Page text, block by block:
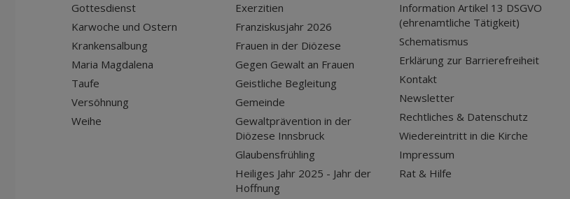
Gottesdienst
Karwoche und Ostern
Krankensalbung
Maria Magdalena
Taufe
Versöhnung
Weihe
Exerzitien
Franziskusjahr 2026
Frauen in der Diözese
Gegen Gewalt an Frauen
Geistliche Begleitung
Gemeinde
Gewaltprävention in der
Diözese Innsbruck
Glaubensfrühling
Heiliges Jahr 2025 - Jahr der
Hoffnung
Information Artikel 13 DSGVO
(ehrenamtliche Tätigkeit)
Schematismus
Erklärung zur Barrierefreiheit
Kontakt
Newsletter
Rechtliches & Datenschutz
Wiedereintritt in die Kirche
Impressum
Rat & Hilfe